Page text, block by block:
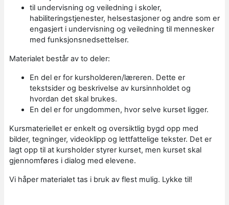
til undervisning og veiledning i skoler,
habiliteringstjenester, helsestasjoner og andre som er
engasjert i undervisning og veiledning til mennesker
med funksjonsnedsettelser.
Materialet består av to deler:
En del er for kursholderen/læreren. Dette er
tekstsider og beskrivelse av kursinnholdet og
hvordan det skal brukes.
En del er for ungdommen, hvor selve kurset ligger.
Kursmateriellet er enkelt og oversiktlig bygd opp med
bilder, tegninger, videoklipp og lettfattelige tekster. Det er
lagt opp til at kursholder styrer kurset, men kurset skal
gjennomføres i dialog med elevene.
Vi håper materialet tas i bruk av flest mulig. Lykke til!